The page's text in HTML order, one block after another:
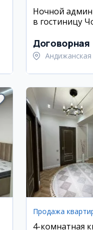
Ночной
в гостиницу
Договорная
Продажа
4-комнатная